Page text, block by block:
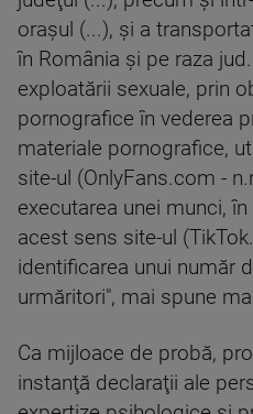
oraşul (...), şi a
în România şi pe raza
exploatării sexuale, prin
pornografice în vederea
materiale pornografice,
site-ul (OnlyFans.com -
executarea unei munci,
acest sens site-ul
identificarea unui număr
urmăritori", mai spune
Ca mijloace de probă,
instanţă declaraţii ale